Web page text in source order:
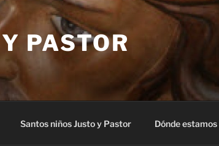
PASTOR
Santos niños Justo y Pastor Dónde estamos